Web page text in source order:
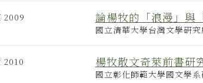
2009 論楊牧的「浪漫」與
國立清華大學台灣文學研
2010 楊牧散文奇萊前書研
國立彰化師範大學國文學